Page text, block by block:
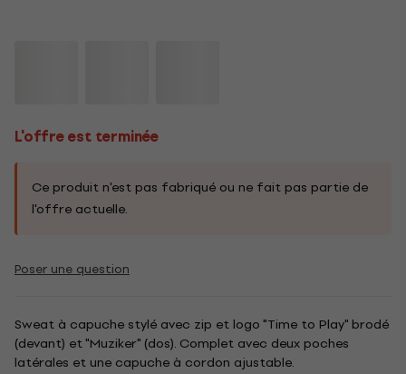
L'offre est terminée
Ce produit n'est pas fabriqué ou ne fait pas partie de
l'offre actuelle.
Poser une question
Sweat à capuche stylé avec zip et logo "Time to Play" brodé
(devant) et "Muziker" (dos). Complet avec deux poches
latérales et une capuche à cordon ajustable.